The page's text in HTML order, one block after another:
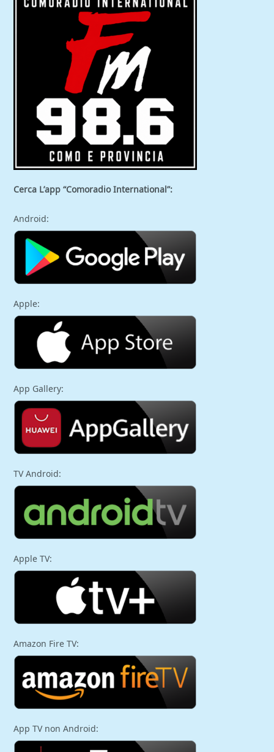
Cerca L’app “Comoradio International”:
Android:
Apple:
App Gallery:
TV Android:
Apple TV:
Amazon Fire TV:
App TV non Android: